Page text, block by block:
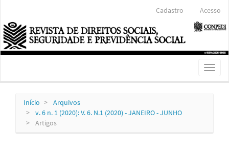
Conteúdo
principal
Barra
Lateral
Cadastro Acesso
Toggle
Início
Arquivos
v. 6 n. 1 (2020): V. 6. N.1 (2020) - JANEIRO - JUNHO
Artigos